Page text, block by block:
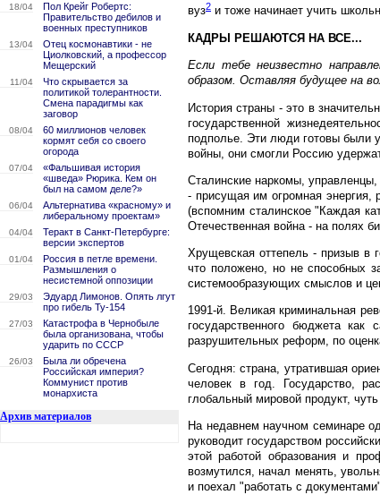
18/04
Пол Крейг Робертс:
Правительство дебилов и
военных преступников
13/04
Отец космонавтики - не
Циолковский, а профессор
Мещерский
11/04
Что скрывается за
политикой толерантности.
Смена парадигмы как
заговор
08/04
60 миллионов человек
кормят себя со своего
огорода
07/04
«Фальшивая история
«шведа» Рюрика. Кем он
был на самом деле?»
06/04
Альтернатива «красному» и
либеральному проектам»
04/04
Теракт в Санкт-Петербурге:
версии экспертов
01/04
Россия в петле времени.
Размышления о
несистемной оппозиции
29/03
Эдуард Лимонов. Опять лгут
про гибель Ту-154
27/03
Катастрофа в Чернобыле
была организована, чтобы
ударить по СССР
26/03
Была ли обречена
Российская империя?
Коммунист против
монархиста
Архив материалов
вуз2 и тоже начинает учить
КАДРЫ РЕШАЮТСЯ НА ВСЕ...
Если тебе неизвестно
образом. Оставляя будущее на
История страны - это в
государственной
подполье. Эти люди готовы были
войны, они смогли Россию
Сталинские наркомы,
- присущая им огромная энергия,
(вспомним сталинское "Каждая
Отечественная война - на полях
Хрущевская оттепель - призыв в
что положено, но не способных
системообразующих смыслов и
1991-й. Великая криминальная
государственного бюджета
разрушительных реформ, по
Сегодня: страна, утратившая
человек в год. Государство,
глобальный мировой продукт,
На недавнем научном семинаре
руководит государством
этой работой образования и
возмутился, начал менять,
и поехал "работать с